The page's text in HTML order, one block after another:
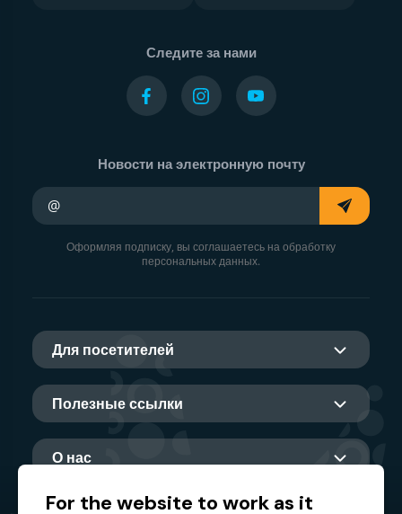
Следите за нами
Новости на электронную почту
Оформляя подписку, вы соглашаетесь на обработку
персональных данных.
Для посетителей
Полезные ссылки
О нас
For the website to work as it